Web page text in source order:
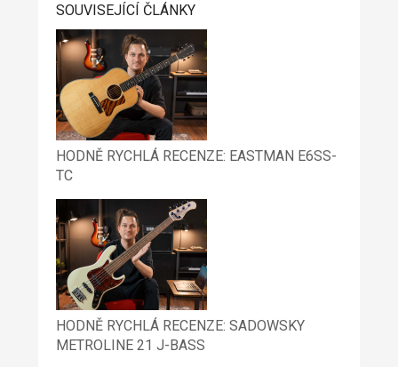
SOUVISEJÍCÍ ČLÁNKY
HODNĚ RYCHLÁ RECENZE: EASTMAN E6SS-
TC
HODNĚ RYCHLÁ RECENZE: SADOWSKY
METROLINE 21 J-BASS